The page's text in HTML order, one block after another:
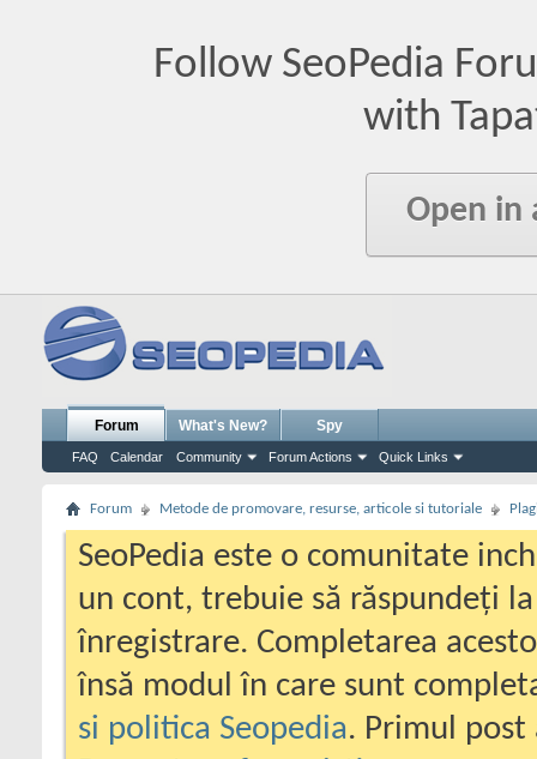
Follow SeoPedia
with
Open in
Forum
FAQ Calendar Community Forum Actions Quick Links
What's New? Spy
Forum Metode de promovare, resurse, articole si tutoriale
SeoPedia este o comunitate
un cont, trebuie să răspundeți
înregistrare. Completarea
însă modul în care sunt
si politica Seopedia. Primul